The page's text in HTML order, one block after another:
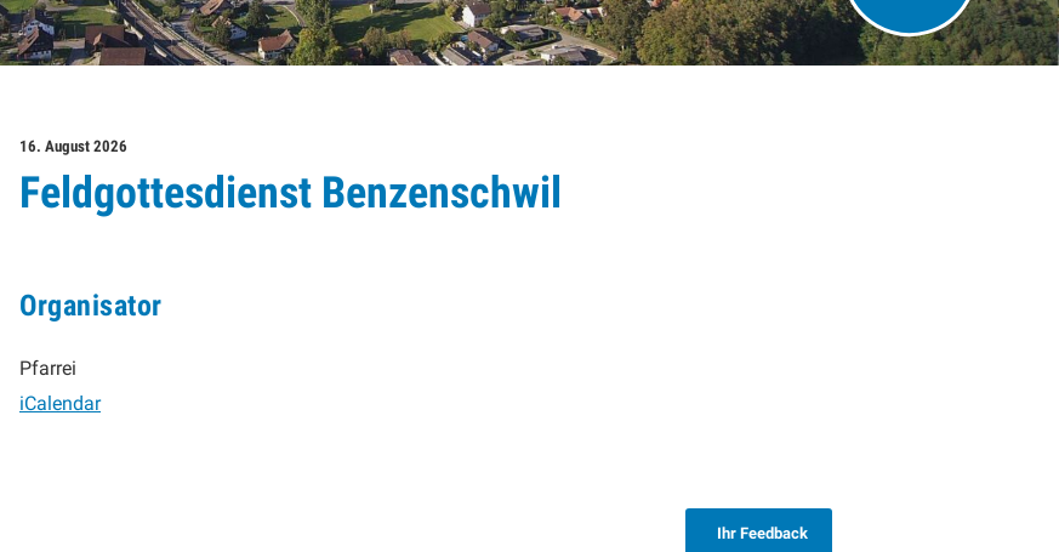
Feldgottesdienst Benzenschwil
16. August 2026
Organisator
Pfarrei
iCalendar
Ihr Feedback